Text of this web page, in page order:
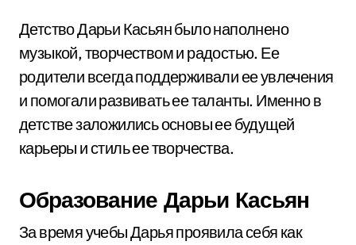
Детство Дарьи Касьян было наполнено
музыкой, творчеством и радостью. Ее
родители всегда поддерживали ее увлечения
и помогали развивать ее таланты. Именно в
детстве заложились основы ее будущей
карьеры и стиль ее творчества.
Образование Дарьи Касьян
За время учебы Дарья проявила себя как